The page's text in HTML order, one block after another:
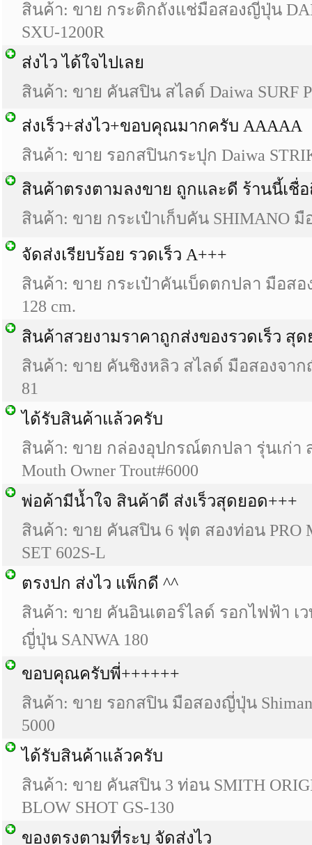
สินค้า: ขาย กระติกถังแช่มือสองญี่ปุ่น
SXU-1200R
ส่งไว ได้ใจไปเลย
สินค้า: ขาย คันสปิน สไลด์ Daiwa SURF
ส่งเร็ว+ส่งไว+ขอบคุณมากครับ AAAAA
สินค้า: ขาย รอกสปินกระปุก Daiwa
สินค้าตรงตามลงขาย ถูกและดี ร้านนี้เชื่
สินค้า: ขาย กระเป๋าเก็บคัน SHIMANO
จัดส่งเรียบร้อย รวดเร็ว A+++
สินค้า: ขาย กระเป๋าคันเบ็ดตกปลา มือสอ
128 cm.
สินค้าสวยงามราคาถูกส่งของรวดเร็ว สุ
สินค้า: ขาย คันชิงหลิว สไลด์ มือสองจาก
81
ได้รับสินค้าแล้วครับ
สินค้า: ขาย กล่องอุปกรณ์ตกปลา รุ่นเก่า
Mouth Owner Trout#6000
พ่อค้ามีน้ำใจ สินค้าดี ส่งเร็วสุดยอด+++
สินค้า: ขาย คันสปิน 6 ฟุต สองท่อน PRO
SET 602S-L
ตรงปก ส่งไว แพ็กดี ^^
สินค้า: ขาย คันอินเตอร์ไลด์ รอกไฟฟ้า เ
ญี่ปุ่น SANWA 180
ขอบคุณ​ครับ​พี่​++++++
สินค้า: ขาย รอกสปิน มือสองญี่ปุ่น
5000
ได้รับสินค้าแล้วครับ
สินค้า: ขาย คันสปิน 3 ท่อน SMITH
BLOW SHOT GS-130
ของตรงตามที่ระบุ จัดส่งไว